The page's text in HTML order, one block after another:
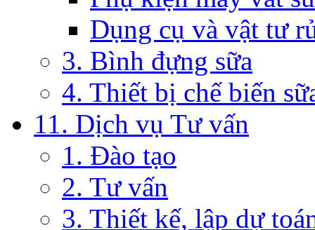
Dụng cụ và vật tư
3. Bình đựng sữa
4. Thiết bị chế biến
11. Dịch vụ Tư vấn
1. Đào tạo
2. Tư vấn
3. Thiết kế, lập dự